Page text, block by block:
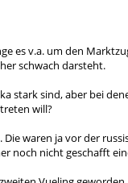
es v.a. um den
schwach darsteht.
stark sind, aber bei
will?
waren ja vor der
noch nicht geschafft